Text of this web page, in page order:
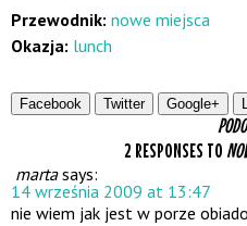
Przewodnik: nowe miejsca
Okazja: lunch
Facebook Twitter Google+
2 RESPONSES TO
marta says:
14 września 2009 at 13:47
nie wiem jak jest w porze